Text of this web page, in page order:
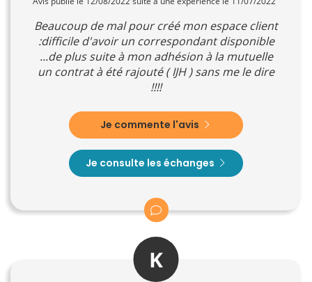
Beaucoup de mal pour créé mon espace client
:difficile d'avoir un correspondant disponible
...de plus suite à mon adhésion à la mutuelle
un contrat à été rajouté ( IJH ) sans me le dire
!!!!
Je commente l'avis
Je consulte les échanges
K